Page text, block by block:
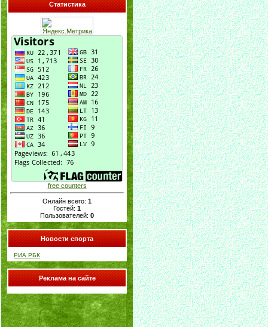
Статистика
free counters
Онлайн всего: 1
Гостей: 1
Пользователей: 0
Новости спорта
РИА РБК
Реклама на сайте